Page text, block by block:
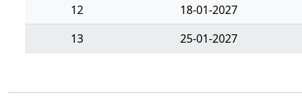
12
18-01-2027
13
25-01-2027